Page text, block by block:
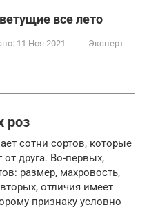
все лето
11 Ноя 2021
Эксперт
роз
сотни сортов, которые
друга. Во-первых,
размер, махровость,
отличия имеет
признаку условно